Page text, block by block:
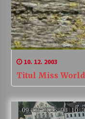
10. 12. 2003
Titul Miss